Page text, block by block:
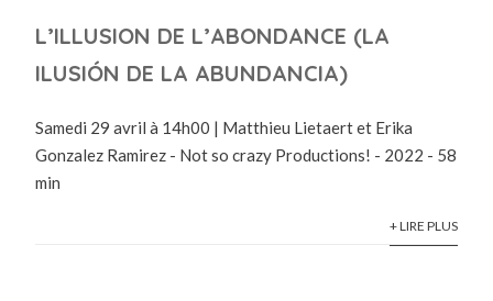
L’ILLUSION DE L’ABONDANCE (LA
ILUSIÓN DE LA ABUNDANCIA)
Samedi 29 avril à 14h00 | Matthieu Lietaert et Erika
Gonzalez Ramirez - Not so crazy Productions! - 2022 - 58
min
+ LIRE PLUS